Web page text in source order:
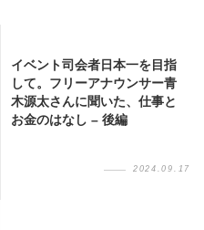
イベント司会者日本一を目指
して。フリーアナウンサー青
木源太さんに聞いた、仕事と
お金のはなし – 後編
2024.09.17